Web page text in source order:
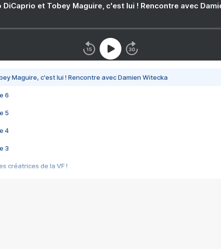
DiCaprio et Tobey Maguire, c'est lui ! Rencontre avec
Maguire, c'est lui ! Rencontre avec Damien Witecka
6
5
4
3
créatrices de la VF !